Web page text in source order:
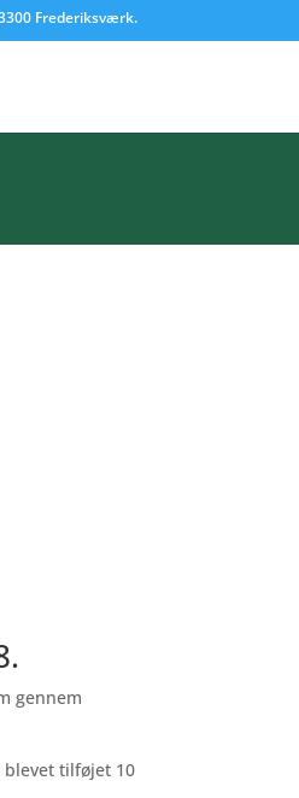
Frederiksværk.
gennem
tilføjet 10